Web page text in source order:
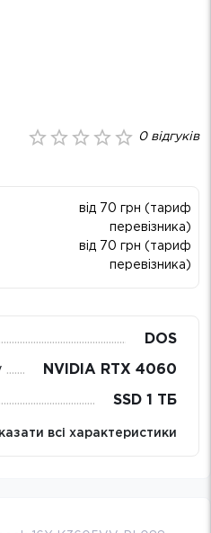
0відгуків
від 70 грн (тариф
перевізника)
від 70 грн (тариф
перевізника)
DOS
NVIDIA RTX 4060
SSD 1 ТБ
всі характеристики